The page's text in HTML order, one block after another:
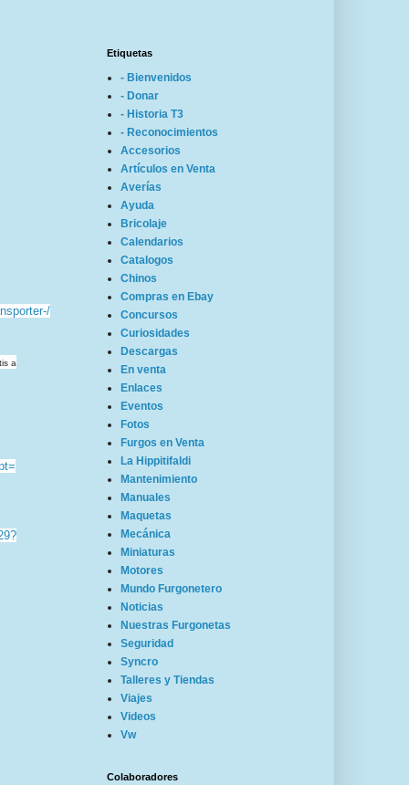
a
Etiquetas
- Bienvenidos
- Donar
- Historia T3
- Reconocimientos
Accesorios
Artículos en Venta
Averías
Ayuda
Bricolaje
Calendarios
Catalogos
Chinos
Compras en Ebay
Concursos
Curiosidades
Descargas
En venta
Enlaces
Eventos
Fotos
Furgos en Venta
La Hippitifaldi
Mantenimiento
Manuales
Maquetas
Mecánica
Miniaturas
Motores
Mundo Furgonetero
Noticias
Nuestras Furgonetas
Seguridad
Syncro
Talleres y Tiendas
Viajes
Videos
Vw
Colaboradores